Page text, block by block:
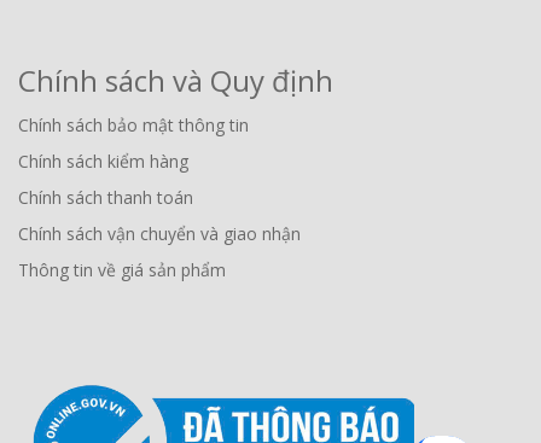
Chính sách và Quy định
Chính sách bảo mật thông tin
Chính sách kiểm hàng
Chính sách thanh toán
Chính sách vận chuyển và giao nhận
Thông tin về giá sản phẩm